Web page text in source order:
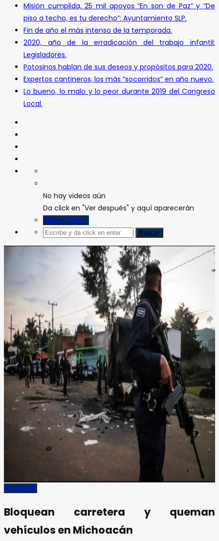
Misión cumplida, 25 mil apoyos “En son de Paz” y “De
piso a techo, es tu derecho”: Ayuntamiento SLP.
Fin de año el más intenso de la temporada.
2020, año de la erradicación del trabajo infantil:
Legisladores.
Potosinos hablan de sus deseos y propósitos para 2020.
Expertos cantineros, los más “socorridos” en año nuevo.
Lo bueno, lo malo y lo peor durante 2019 del Congreso
Local.
No hay videos aún
Da click en "Ver después" y aquí aparecerán
Verlos todos
NACIONAL
Bloquean carretera y queman
vehículos en Michoacán